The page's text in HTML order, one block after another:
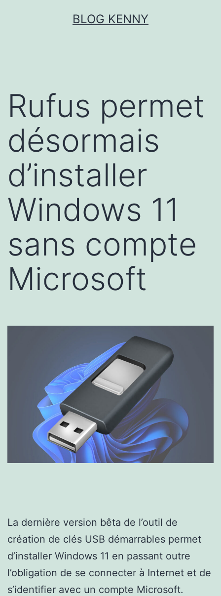
BLOG KENNY
Rufus permet
désormais
d’installer
Windows 11
sans compte
Microsoft
La dernière version bêta de l’outil de
création de clés USB démarrables permet
d’installer Windows 11 en passant outre
l’obligation de se connecter à Internet et de
s’identifier avec un compte Microsoft.